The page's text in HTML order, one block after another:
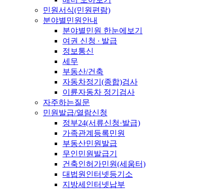
민원서식(민원편람)
분야별민원안내
분야별민원 한눈에보기
여권 신청 ∙ 발급
정보통신
세무
부동산/건축
자동차정기(종합)검사
이륜자동차 정기검사
자주하는질문
민원발급/열람신청
정부24(서류신청·발급)
가족관계등록민원
부동산민원발급
무인민원발급기
건축인허가민원(세움터)
대법원인터넷등기소
지방세인터넷납부